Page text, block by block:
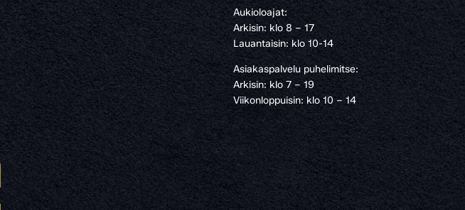
Aukioloajat:
Arkisin: klo 8 – 17
Lauantaisin: klo 10-14
Asiakaspalvelu puhelimitse:
Arkisin: klo 7 – 19
Viikonloppuisin: klo 10 – 14